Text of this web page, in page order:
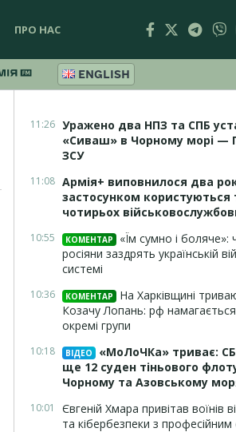
ПРО НАС
ENGLISH
11:26 Уражено два НПЗ та СПБ
«Сиваш» в Чорному морі —
ЗСУ
11:08 Армія+ виповнилося два
застосунком користуються
чотирьох
10:55 КОМЕНТАР
«Їм сумно і боляче»:
росіяни заздрять українській
системі
10:36 КОМЕНТАР
На Харківщині
Козачу Лопань: рф
окремі групи
10:18 ВІДЕО
«МоЛоЧКа» триває:
ще 12 суден тіньового
Чорному та Азовському
10:01
Євгеній Хмара привітав воїнів
та кібербезпеки з